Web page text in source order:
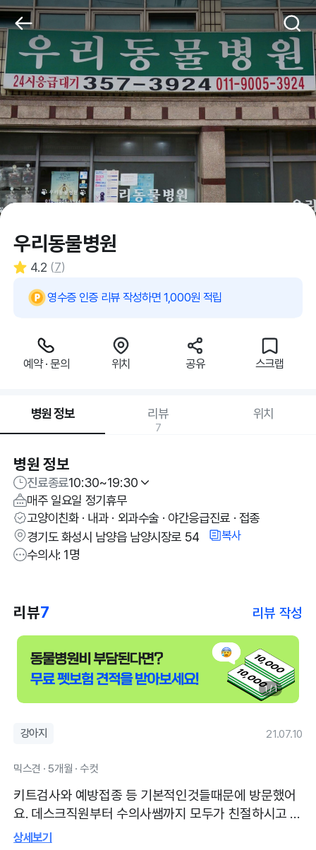
우리동물병원
4.2 (7)
영수증 인증 리뷰 작성하면 1,000원 적립
예약 · 문의 위치 공유 스크랩
병원 정보 리뷰
7
위치
병원 정보
진료종료10:30~19:30
매주 일요일 정기휴무
고양이친화 · 내과 · 외과수술 · 야간응급진료 · 접종
경기도 화성시 남양읍 남양시장로 54
복사
수의사: 1명
리뷰7 리뷰 작성
1 / 1
강아지 21.07.10
믹스견 · 5개월 · 수컷
키트검사와 예방접종 등 기본적인것들때문에 방문했어
요. 데스크직원부터 수의사쌤까지 모두가 친절하시고 강
아지 이뻐해줘요.
상세보기